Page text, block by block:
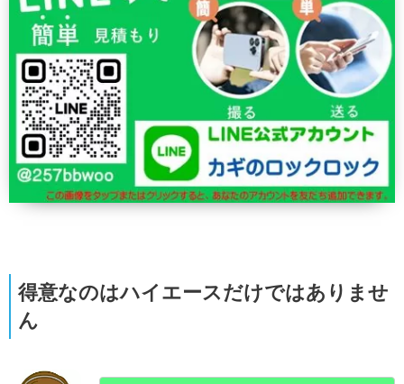
得意なのはハイエースだけではありませ
ん